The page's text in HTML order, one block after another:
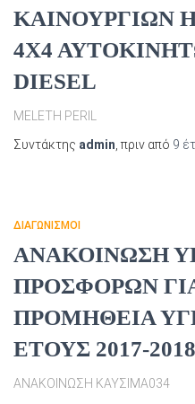
ΚΑΙΝΟΥΡΓΙΩΝ
4Χ4
DIESEL
MELETH PERIL
Συντάκτης admin , πριν από 9
ΔΙΑΓΩΝΙΣΜΟΊ
ΑΝΑΚΟΙΝΩΣΗ
ΠΡΟΣΦΟΡΩΝ
ΠΡΟΜΗΘΕΙΑ
ΕΤΟΥΣ 2017-2018
ΑΝΑΚΟΙΝΩΣΗ ΚΑΥΣΙΜΑ034